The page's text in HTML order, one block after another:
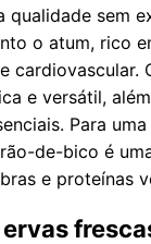
qualidade sem
o atum, rico
cardiovascular.
e versátil,
Para
de-bico é
e proteínas